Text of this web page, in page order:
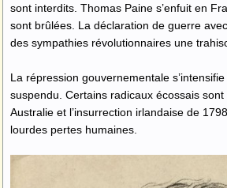
sont interdits. Thomas Paine s’enfuit en
sont brûlées. La déclaration de guerre
des sympathies révolutionnaires une
La répression gouvernementale s’intensifie
suspendu. Certains radicaux écossais
Australie et l’insurrection irlandaise de
lourdes pertes humaines.